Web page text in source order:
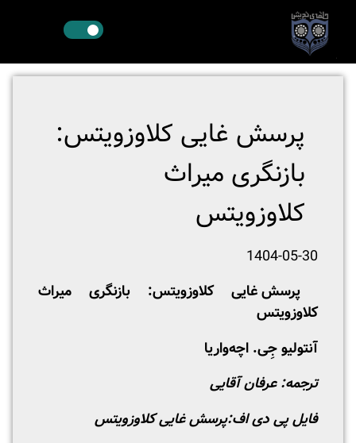
پرسش غایی کلاوزویتس:
بازنگری میراث
کلاوزویتس
1404-05-30
پرسش غایی کلاوزویتس: بازنگری میراث
کلاوزویتس
آنتولیو جِی. اچه‌واریا
ترجمه: عرفان آقایی
فایل پی دی اف:پرسش غایی کلاوزویتس